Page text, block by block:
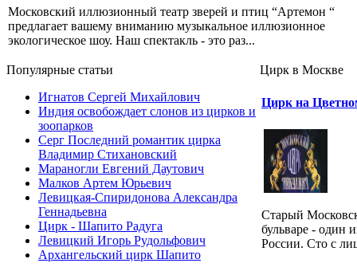
Московский иллюзионный театр зверей и птиц “Артемон “
предлагает вашему вниманию музыкальное иллюзионное
экологическое шоу. Наш спектакль - это раз...
Популярные cтатьи
Игнатов Сергей Михайлович
Индия освобождает слонов из цирков и
зоопарков
Серг Последний романтик цирка
Владимир Стихановский
Мараногли Евгений Даутович
Малков Артем Юрьевич
Левицкая-Спиридонова Александра
Геннадьевна
Цирк - Шапито Радуга
Левицкий Игорь Рудольфович
Архангельский цирк Шапито
Цирк в Москве
Цирк на
Старый
бульваре - один
России. Сто с